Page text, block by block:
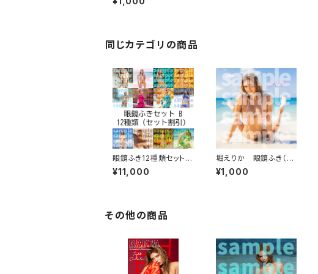
同じカテゴリの商品
眼鏡ふき12種類セット B
【セット割引】
¥11,000
堀えりか 眼鏡ふき（ピ
ンクリボン）
¥1,000
その他の商品